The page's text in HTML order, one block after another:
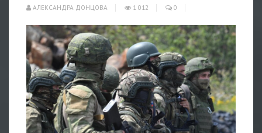
АЛЕКСАНДРА ДОНЦОВА
1 012 0